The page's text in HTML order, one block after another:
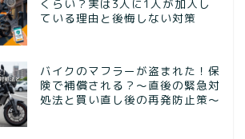
くらい？実は3人に1人が加入し
ている理由と後悔しない対策
バイクのマフラーが盗まれた！保
険で補償される？～直後の緊急対
処法と買い直し後の再発防止策～